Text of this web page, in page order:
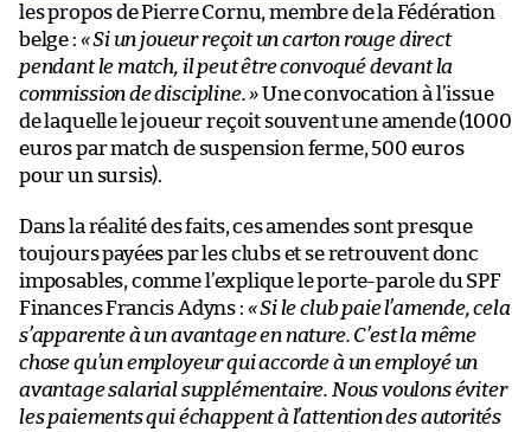
les propos de Pierre Cornu, membre de la Fédération
belge : « Si un joueur reçoit un carton rouge direct
pendant le match, il peut être convoqué devant la
commission de discipline. »Une convocation à l’issue
de laquelle le joueur reçoit souvent une amende (1000
euros par match de suspension ferme, 500 euros
pour un sursis).
Dans la réalité des faits, ces amendes sont presque
toujours payées par les clubs et se retrouvent donc
imposables, comme l’explique le porte-parole du SPF
Finances Francis Adyns : « Si le club paie l’amende, cela
s’apparente à un avantage en nature. C’est la même
chose qu’un employeur qui accorde à un employé un
avantage salarial supplémentaire. Nous voulons éviter
les paiements qui échappent à l’attention des autorités